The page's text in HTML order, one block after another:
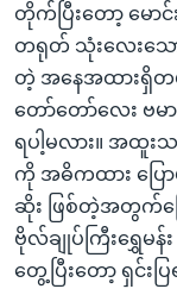
တိုက်ပြီးတော့ မေ
တရုတ် သုံးလေးသေ
တဲ့ အနေအထားရှိတ
တော်တော်လေး ဗမ
ရပါ့မလား။ အထူ
ကို အဓိကထား ပြေ
ဆိုး ဖြစ်တဲ့အတွက်က
ဗိုလ်ချုပ်ကြီးရွှေမန်
တွေ့ပြီးတော့ ရှင်